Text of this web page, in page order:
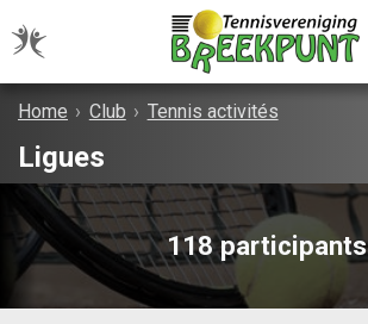
Home › Club › Tennis activités
Ligues
118 participants